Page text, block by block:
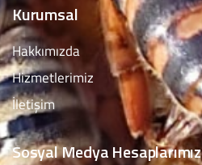
Kurumsal
Hakkımızda
Hizmetlerimiz
İletişim
Sosyal Medya Hesaplarımız